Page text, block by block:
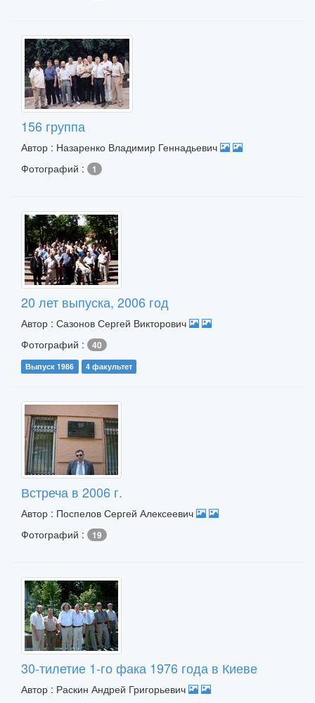
156 группа
Автор : Назаренко Владимир Геннадьевич
Фотографий :
1
20 лет выпуска, 2006 год
Автор : Сазонов Сергей Викторович
Фотографий :
40
Выпуск 1986 4 факультет
Встреча в 2006 г.
Автор : Поспелов Сергей Алексеевич
Фотографий :
19
30-тилетие 1-го фака 1976 года в Киеве
Автор : Раскин Андрей Григорьевич